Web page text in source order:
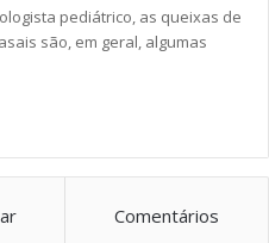
pediátrico, as queixas de
são, em geral, algumas
Comentários